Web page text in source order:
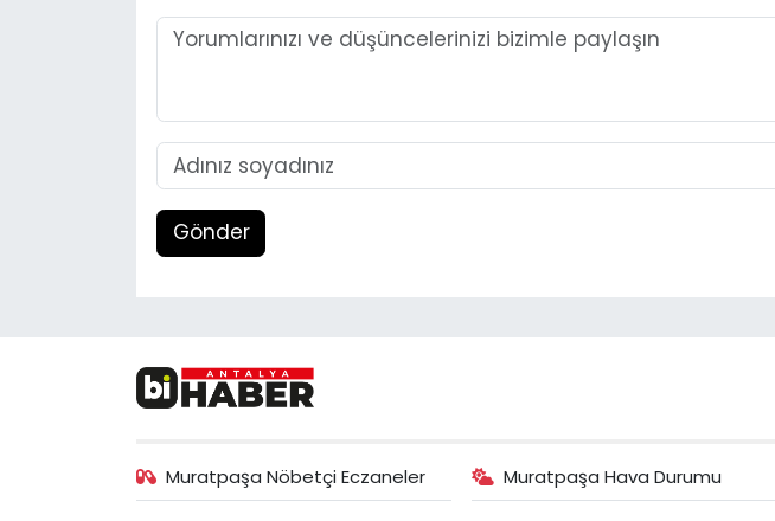
Gönder
Muratpaşa Nöbetçi Eczaneler Muratpaşa Hava Durumu